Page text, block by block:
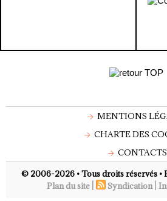
MENTIONS
CHARTE DES
CONTACTS
© 2006-2026 • Tous droits réservés •
Plan du site
Syndication